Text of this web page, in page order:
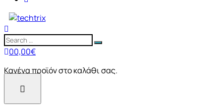
00,00€
Κανένα προϊόν στο καλάθι σας.